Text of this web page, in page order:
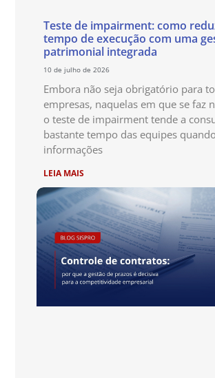
Teste de impairment: como
tempo de execução com uma
patrimonial integrada
10 de julho de 2026
Embora não seja obrigatório para
empresas, naquelas em que se faz
o teste de impairment tende a
bastante tempo das equipes
informações
LEIA MAIS